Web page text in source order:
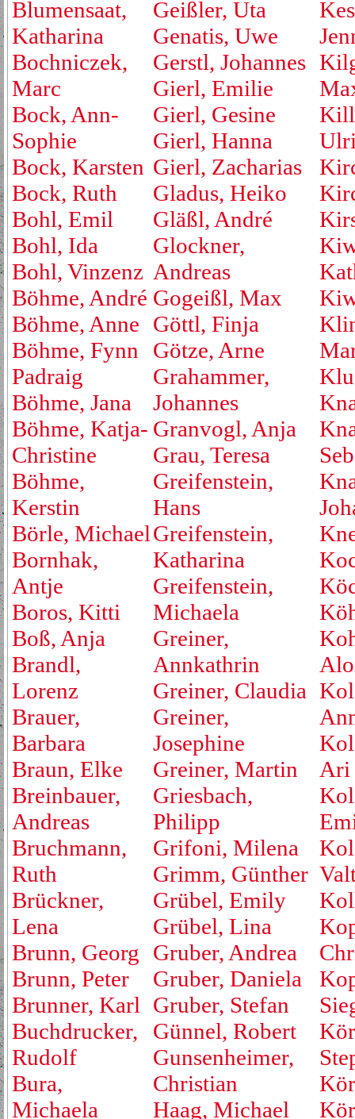
Blumensaat,
Katharina
Bochniczek,
Marc
Bock, Ann-
Sophie
Bock, Karsten
Bock, Ruth
Bohl, Emil
Bohl, Ida
Bohl, Vinzenz
Böhme, André
Böhme, Anne
Böhme, Fynn
Padraig
Böhme, Jana
Böhme, Katja-
Christine
Böhme,
Kerstin
Börle, Michael
Bornhak,
Antje
Boros, Kitti
Boß, Anja
Brandl,
Lorenz
Brauer,
Barbara
Braun, Elke
Breinbauer,
Andreas
Bruchmann,
Ruth
Brückner,
Lena
Brunn, Georg
Brunn, Peter
Brunner, Karl
Buchdrucker,
Rudolf
Bura,
Michaela
Geißler, Uta
Genatis, Uwe
Gerstl, Johannes
Gierl, Emilie
Gierl, Gesine
Gierl, Hanna
Gierl, Zacharias
Gladus, Heiko
Gläßl, André
Glockner,
Andreas
Gogeißl, Max
Göttl, Finja
Götze, Arne
Grahammer,
Johannes
Granvogl, Anja
Grau, Teresa
Greifenstein,
Hans
Greifenstein,
Katharina
Greifenstein,
Michaela
Greiner,
Annkathrin
Greiner, Claudia
Greiner,
Josephine
Greiner, Martin
Griesbach,
Philipp
Grifoni, Milena
Grimm, Günther
Grübel, Emily
Grübel, Lina
Gruber, Andrea
Gruber, Daniela
Gruber, Stefan
Günnel, Robert
Gunsenheimer,
Christian
Haag, Michael
Ari